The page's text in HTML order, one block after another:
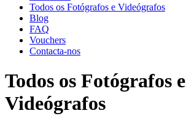
Todos os Fotógrafos e Videógrafos
Blog
FAQ
Vouchers
Contacta-nos
Todos os Fotógrafos e
Videógrafos